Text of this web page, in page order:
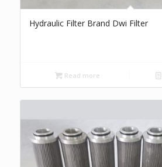
Hydraulic Filter Brand Dwi Filter
Read more